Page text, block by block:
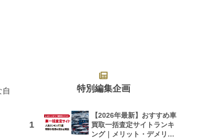
自 特別編集企画
【2026年最新】おすすめ車
買取一括査定サイトランキ
ング｜メリット・デメリッ